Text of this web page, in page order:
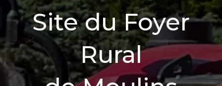
Site du Foyer
Rural